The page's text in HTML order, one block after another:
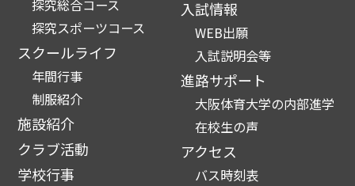
探究総合コース
探究スポーツコース
スクールライフ
年間行事
制服紹介
施設紹介
クラブ活動
学校行事
入試情報
WEB出願
入試説明会等
進路サポート
大阪体育大学の内部進学
在校生の声
アクセス
バス時刻表